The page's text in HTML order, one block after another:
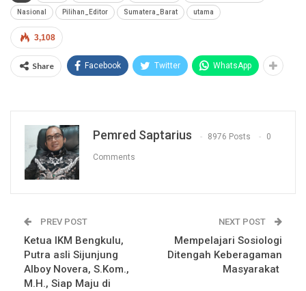
Nasional Pilihan_Editor Sumatera_Barat utama
3,108
Share Facebook Twitter WhatsApp
Pemred Saptarius 8976 Posts 0
Comments
PREV POST
Ketua IKM Bengkulu,
Putra asli Sijunjung
Alboy Novera, S.Kom.,
M.H., Siap Maju di
NEXT POST
Mempelajari Sosiologi
Ditengah Keberagaman
Masyarakat